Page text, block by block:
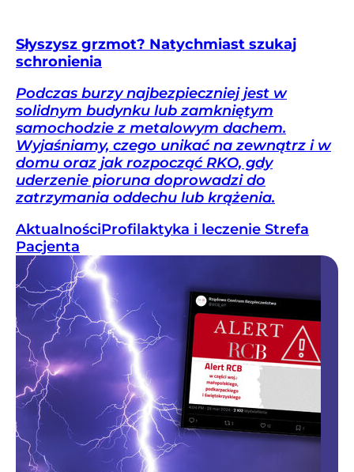
Słyszysz grzmot? Natychmiast szukaj
schronienia
Podczas burzy najbezpieczniej jest w
solidnym budynku lub zamkniętym
samochodzie z metalowym dachem.
Wyjaśniamy, czego unikać na zewnątrz i w
domu oraz jak rozpocząć RKO, gdy
uderzenie pioruna doprowadzi do
zatrzymania oddechu lub krążenia.
AktualnościProfilaktyka i leczenie Strefa
Pacjenta